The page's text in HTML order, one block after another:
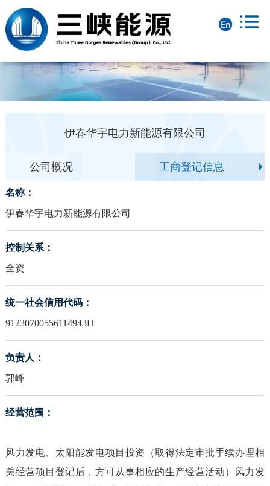
伊春华宇电力新能源有限公司
公司概况 工商登记信息
名称：
伊春华宇电力新能源有限公司
控制关系：
全资
统一社会信用代码：
91230700556114943H
负责人：
郭峰
经营范围：
风力发电、太阳能发电项目投资（取得法定审批手续办理相
关经营项目登记后，方可从事相应的生产经营活动）风力发